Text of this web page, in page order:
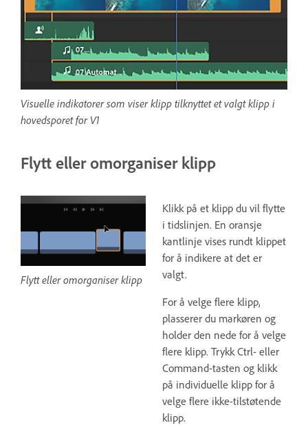
Visuelle indikatorer som viser klipp tilknyttet et valgt klipp i
hovedsporet for V1
Flytt eller omorganiser klipp
Flytt eller omorganiser klipp
Klikk på et klipp du vil flytte
i tidslinjen. En oransje
kantlinje vises rundt klippet
for å indikere at det er
valgt.
For å velge flere klipp,
plasserer du markøren og
holder den nede for å velge
flere klipp. Trykk Ctrl- eller
Command-tasten og klikk
på individuelle klipp for å
velge flere ikke-tilstøtende
klipp.